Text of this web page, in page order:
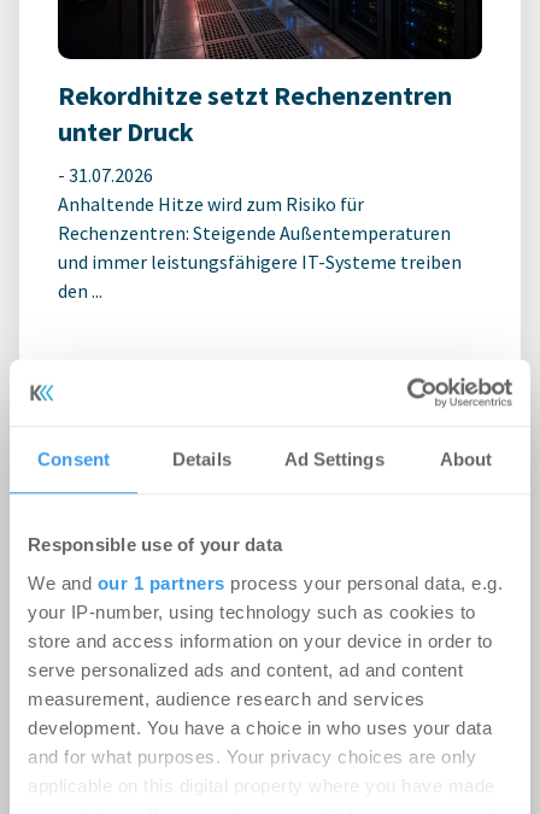
Consent Details Ad Settings About
Responsible use of your data
We and our 1 partners process your personal data, e.g.
your IP-number, using technology such as cookies to
store and access information on your device in order to
serve personalized ads and content, ad and content
measurement, audience research and services
development. You have a choice in who uses your data
and for what purposes. Your privacy choices are only
applicable on this digital property where you have made
Rekordhitze setzt Rechenzentren
unter Druck
- 31.07.2026
Anhaltende Hitze wird zum Risiko für
Rechenzentren: Steigende Außentemperaturen
und immer leistungsfähigere IT-Systeme treiben
den ...
Ingeborg-Warschke-Nachwuchspreis
möglich – Bundesbauministerin
Verena Hubertz abermals
Schirmherrin
08.07.2026
Login für den ganzen Artikel Wenn noch nicht
registriert, erstellen Sie sich jetzt Ihren
kostenlosen Account, um auf die neusten ...